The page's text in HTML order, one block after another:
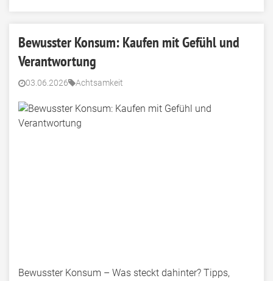
Bewusster Konsum: Kaufen mit Gefühl und
Verantwortung
03.06.2026 Achtsamkeit
Bewusster Konsum – Was steckt dahinter? Tipps,